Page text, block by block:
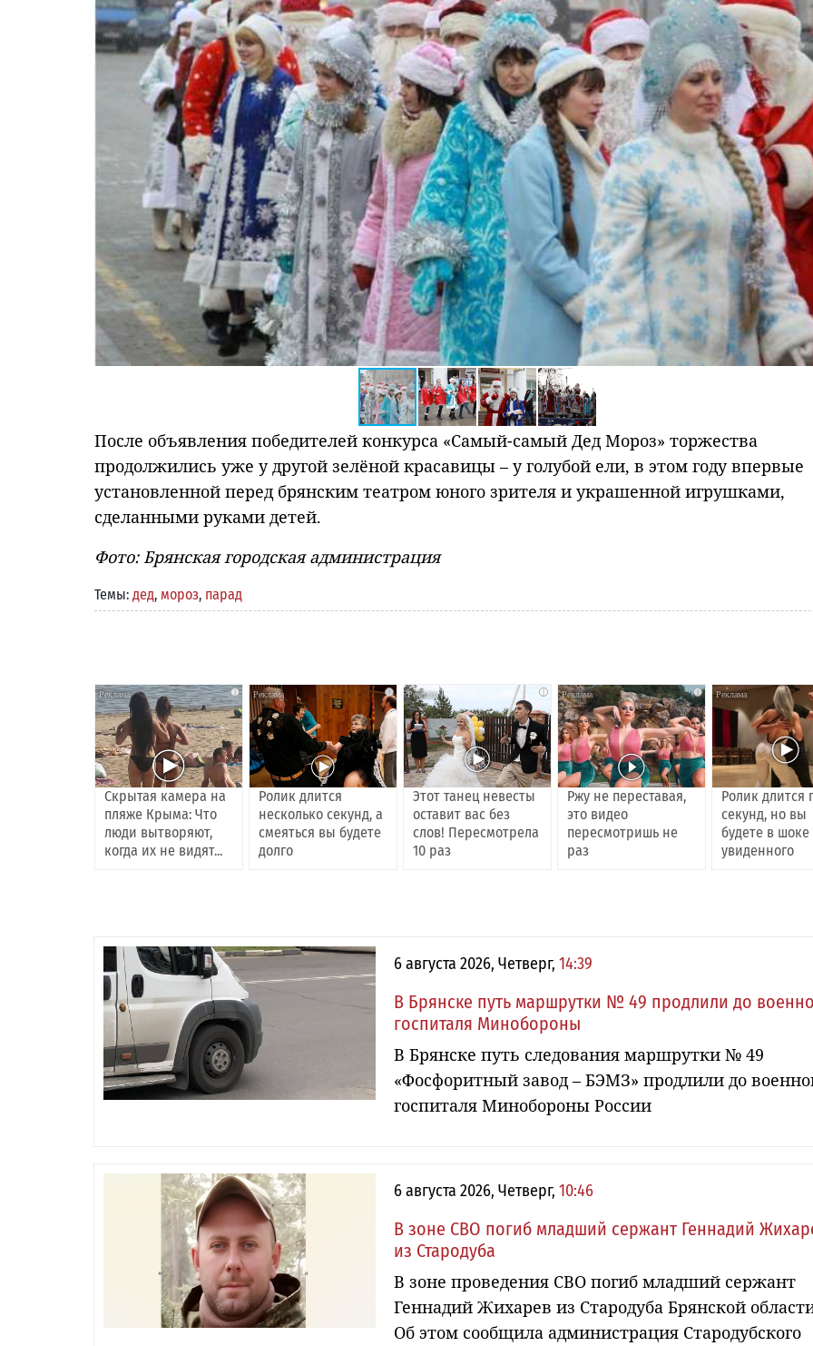
После объявления победителей конкурса «Самый-самый Дед Мороз» торжества
продолжились уже у другой зелёной красавицы – у голубой ели, в этом году впервые
установленной перед брянским театром юного зрителя и украшенной игрушками,
сделанными руками детей.
Фото: Брянская городская администрация
Темы: дед, мороз, парад
i
Скрытая камера на
пляже Крыма: Что
люди вытворяют,
когда их не видят...
i
Ролик длится
несколько секунд, а
смеяться вы будете
долго
i
Этот танец невесты
оставит вас без
слов! Пересмотрела
10 раз
i
Ржу не переставая,
это видео
пересмотришь не
раз
Ролик длится
секунд, но вы
будете в шоке
увиденного
6 августа 2026, Четверг, 14:39
В Брянске путь маршрутки № 49 продлили до
госпиталя Минобороны
В Брянске путь следования маршрутки № 49
«Фосфоритный завод – БЭМЗ» продлили до
госпиталя Минобороны России
6 августа 2026, Четверг, 10:46
В зоне СВО погиб младший сержант Геннадий
из Стародуба
В зоне проведения СВО погиб младший сержант
Геннадий Жихарев из Стародуба Брянской
Об этом сообщила администрация Стародубского